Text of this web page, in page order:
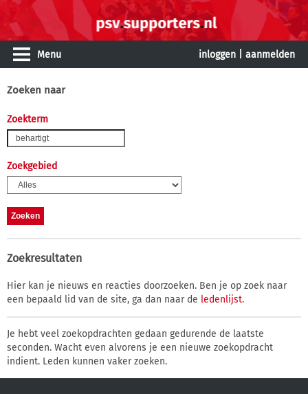
Menu inloggen aanmelden
Zoeken naar
Zoekterm
Zoekgebied
Zoekresultaten
Hier kan je nieuws en reacties doorzoeken. Ben je op zoek naar
een bepaald lid van de site, ga dan naar de ledenlijst.
Je hebt veel zoekopdrachten gedaan gedurende de laatste
seconden. Wacht even alvorens je een nieuwe zoekopdracht
indient. Leden kunnen vaker zoeken.